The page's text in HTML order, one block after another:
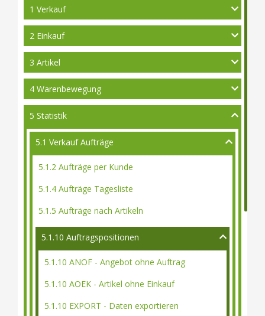
1 Verkauf
2 Einkauf
3 Artikel
4 Warenbewegung
5 Statistik
5.1 Verkauf Aufträge
5.1.2 Aufträge per Kunde
5.1.4 Aufträge Tagesliste
5.1.5 Aufträge nach Artikeln
5.1.10 Auftragspositionen
5.1.10 ANOF - Angebot ohne Auftrag
5.1.10 AOEK - Artikel ohne Einkauf
5.1.10 EXPORT - Daten exportieren